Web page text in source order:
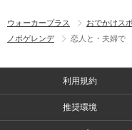
ウォーカープラス おでかけス
ノボゲレンデ
恋人と・夫婦で
利用規約
推奨環境